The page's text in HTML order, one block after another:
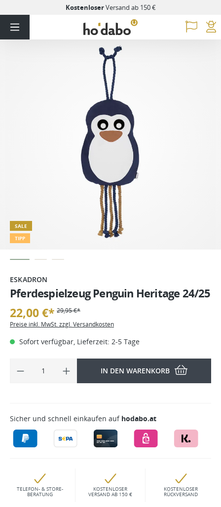
KostenloserVersand ab 150 €
SALE
TIPP
ESKADRON
Pferdespielzeug Penguin Heritage 24/25
22,00 €* 29,95 €*
Preise inkl. MwSt. zzgl. Versandkosten
Sofort verfügbar, Lieferzeit: 2-5 Tage
IN DEN WARENKORB
Sicher und schnell einkaufen auf hodabo.at
TELEFON- & STORE-
BERATUNG
KOSTENLOSER
VERSAND AB 150 €
KOSTENLOSER
RÜCKVERSAND